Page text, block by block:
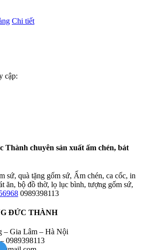
Chi tiết
cập:
Thành chuyên sản xuất ấm chén, bát
sứ, quà tặng gốm sứ, Ấm chén, ca cốc, in
ăn, bộ đồ thờ, lọ lục bình, tượng gốm sứ,
0989398113
ĐỨC THÀNH
– Gia Lâm – Hà Nội
0989398113